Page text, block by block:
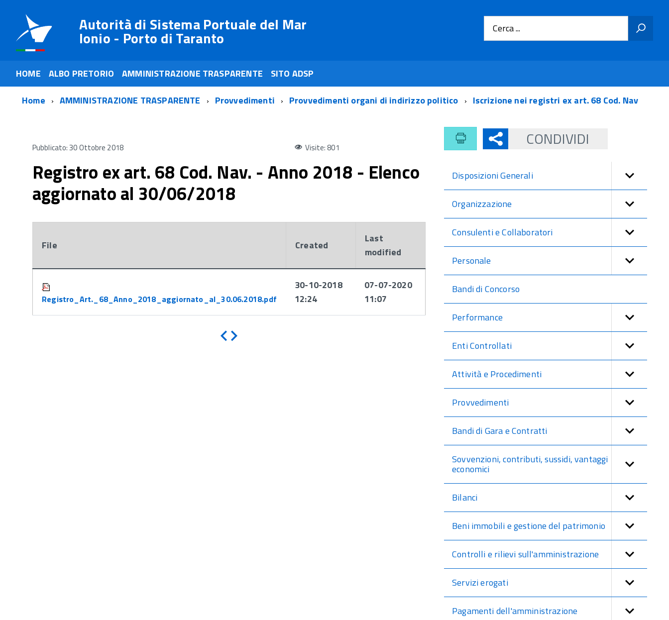
Autorità di Sistema Portuale del Mar
Ionio - Porto di Taranto Cerca ...
HOME ALBO PRETORIO AMMINISTRAZIONE TRASPARENTE
SITO ADSP
Home
AMMINISTRAZIONE TRASPARENTE Provvedimenti Provvedimenti organi di indirizzo politico Iscrizione nei registri ex art. 68 Cod. Nav
Pubblicato: 30 Ottobre 2018 Visite: 801
Registro ex art. 68 Cod. Nav. - Anno 2018 - Elenco
aggiornato al 30/06/2018
File Created
Last
modified
Registro_Art._68_Anno_2018_aggiornato_al_30.06.2018.pdf
30-10-2018
12:24
07-07-2020
11:07
Indietro
CONDIVIDI
Disposizioni Generali
Organizzazione
Consulenti e Collaboratori
Personale
Bandi di Concorso
Performance
Enti Controllati
Attività e Procedimenti
Provvedimenti
Bandi di Gara e Contratti
Sovvenzioni, contributi, sussidi, vantaggi
economici
Bilanci
Beni immobili e gestione del patrimonio
Controlli e rilievi sull'amministrazione
Servizi erogati
Pagamenti dell'amministrazione